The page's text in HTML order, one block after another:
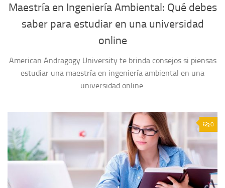
Maestría en Ingeniería Ambiental: Qué debes
saber para estudiar en una universidad
online
American Andragogy University te brinda consejos si piensas
estudiar una maestría en ingeniería ambiental en una
universidad online.
0